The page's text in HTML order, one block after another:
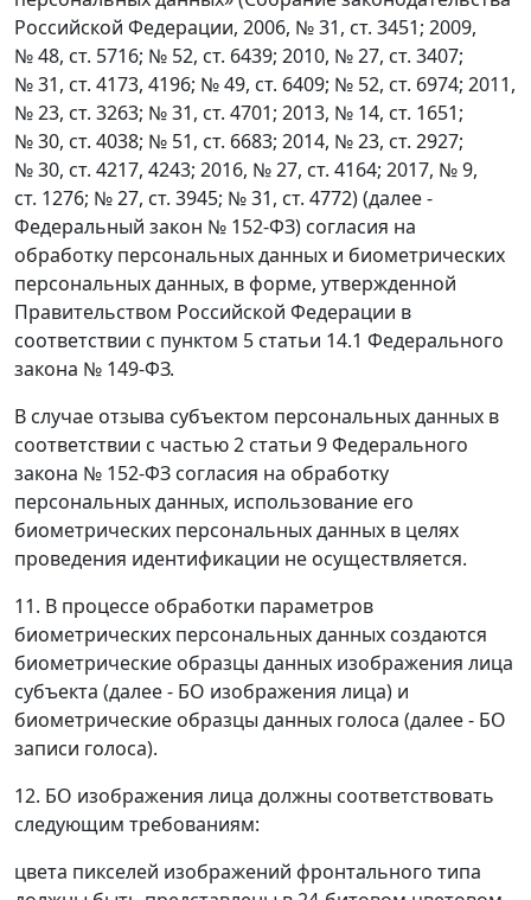
Российской Федерации, 2006, № 31, ст. 3451; 2009,
№ 48, ст. 5716; № 52, ст. 6439; 2010, № 27, ст. 3407;
№ 31, ст. 4173, 4196; № 49, ст. 6409; № 52, ст. 6974; 2011,
№ 23, ст. 3263; № 31, ст. 4701; 2013, № 14, ст. 1651;
№ 30, ст. 4038; № 51, ст. 6683; 2014, № 23, ст. 2927;
№ 30, ст. 4217, 4243; 2016, № 27, ст. 4164; 2017, № 9,
ст. 1276; № 27, ст. 3945; № 31, ст. 4772) (далее -
Федеральный закон № 152-ФЗ) согласия на
обработку персональных данных и биометрических
персональных данных, в форме, утвержденной
Правительством Российской Федерации в
соответствии с пунктом 5 статьи 14.1 Федерального
закона № 149-ФЗ.
В случае отзыва субъектом персональных данных в
соответствии с частью 2 статьи 9 Федерального
закона № 152-ФЗ согласия на обработку
персональных данных, использование его
биометрических персональных данных в целях
проведения идентификации не осуществляется.
11. В процессе обработки параметров
биометрических персональных данных создаются
биометрические образцы данных изображения лица
субъекта (далее - БО изображения лица) и
биометрические образцы данных голоса (далее - БО
записи голоса).
12. БО изображения лица должны соответствовать
следующим требованиям:
цвета пикселей изображений фронтального типа